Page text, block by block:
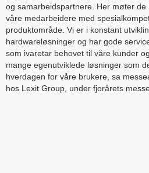
og samarbeidspartnere. Her møter de
våre medarbeidere med
produktområde. Vi er i konstant
hardwareløsninger og har gode
som ivaretar behovet til våre kunder
mange egenutviklede løsninger som
hverdagen for våre brukere, sa
hos Lexit Group, under fjorårets